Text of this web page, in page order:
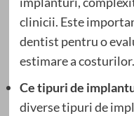
clinicii. Este
dentist pentru o
estimare a costurilor.
Ce tipuri de
diverse tipuri de